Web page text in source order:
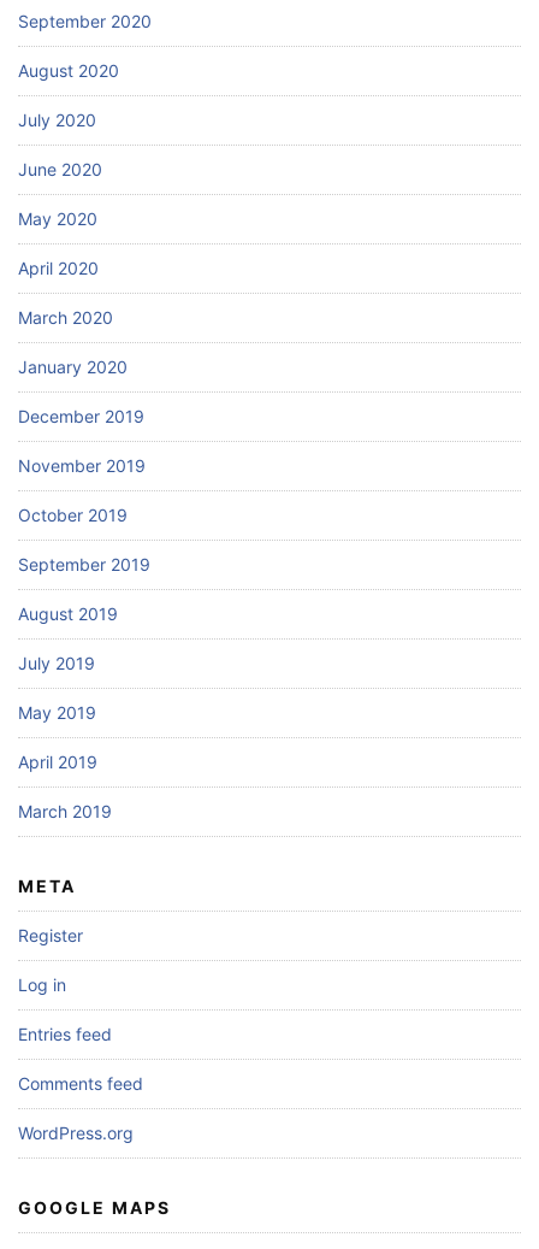
September 2020
August 2020
July 2020
June 2020
May 2020
April 2020
March 2020
January 2020
December 2019
November 2019
October 2019
September 2019
August 2019
July 2019
May 2019
April 2019
March 2019
META
Register
Log in
Entries feed
Comments feed
WordPress.org
GOOGLE MAPS